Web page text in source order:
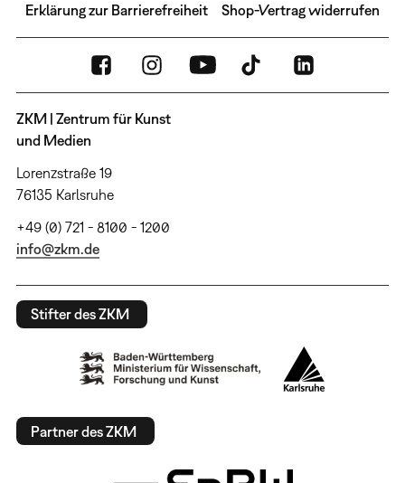
Erklärung zur Barrierefreiheit Shop-Vertrag widerrufen
ZKM | Zentrum für Kunst
und Medien
Lorenzstraße 19
76135 Karlsruhe
+49 (0) 721 - 8100 - 1200
info@zkm.de
Stifter des ZKM
Partner des ZKM